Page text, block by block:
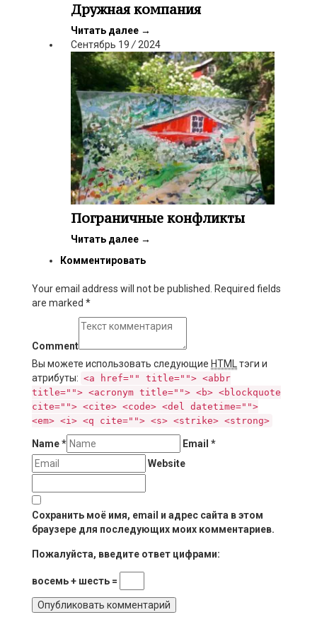
Дружная компания
Читать далее →
Сентябрь 19/2024
Пограничные конфликты
Читать далее →
Комментировать
Your email address will not be published. Required fields
are marked *
Comment
Вы можете использовать следующие HTMLтэги и
атрибуты: <a href="" title=""> <abbr
title=""> <acronym title=""> <b> <blockquote
cite=""> <cite> <code> <del datetime="">
<em> <i> <q cite=""> <s> <strike> <strong>
Name* Email *
Website
Сохранить моё имя, email и адрес сайта в этом
браузере для последующих моих комментариев.
Пожалуйста, введите ответ цифрами:
восемь + шесть =